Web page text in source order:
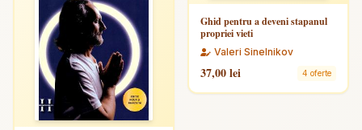
Ghid pentru a deveni stapanul
propriei vieti
Valeri Sinelnikov
37,00 lei 4 oferte